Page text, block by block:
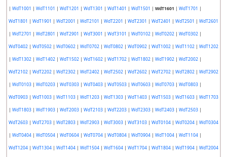
| WdT1001 | WdT1101 | WdT1201 | WdT1301 | WdT1401 | WdT1501 | WdT1601 | WdT1701 |
WdT1801 | WdT1901 | WdT2001 | WdT2101 | WdT2201 | WdT2301 | WdT2401 | WdT2501 | WdT2601
| WdT2701 | WdT2801 | WdT2901 | WdT3001 | WdT3101 | WdT0102| WdT0202| WdT0302|
WdT0402| WdT0502| WdT0602| WdT0702| WdT0802| WdT0902| WdT1002| WdT1102| WdT1202
| WdT1302| WdT1402| WdT1502| WdT1602| WdT1702| WdT1802| WdT1902| WdT2002|
WdT2102| WdT2202| WdT2302| WdT2402| WdT2502| WdT2602| WdT2702| WdT2802| WdT2902
| WdT0103| WdT0203| WdT0303| WdT0403| WdT0503| WdT0603| WdT0703| WdT0803|
WdT0903| WdT1003| WdT1103| WdT1203| WdT1303| WdT1403| WdT1503| WdT1603| WdT1703
| WdT1803| WdT1903| WdT2003| WdT2103| WdT2203| WdT2303| WdT2403| WdT2503|
WdT2603| WdT2703| WdT2803| WdT2903| WdT3003| WdT3103| WdT0104| WdT0204| WdT0304
| WdT0404| WdT0504| WdT0604| WdT0704| WdT0804| WdT0904| WdT1004| WdT1104|
WdT1204| WdT1304| WdT1404| WdT1504| WdT1604| WdT1704| WdT1804| WdT1904| WdT2004